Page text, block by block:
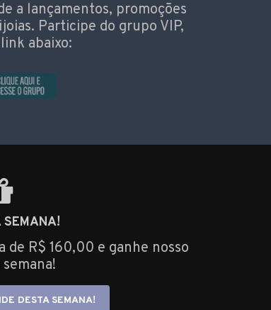
a lançamentos, promoções
Participe do grupo VIP,
abaixo:
SEMANA!
de R$ 160,00 e ganhe nosso
DESTA SEMANA!